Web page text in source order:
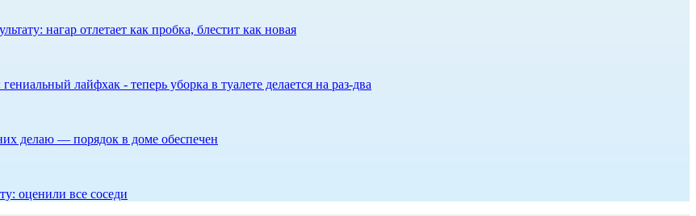
нагар отлетает как пробка, блестит как новая
лайфхак - теперь уборка в туалете делается на раз-два
делаю — порядок в доме обеспечен
оценили все соседи